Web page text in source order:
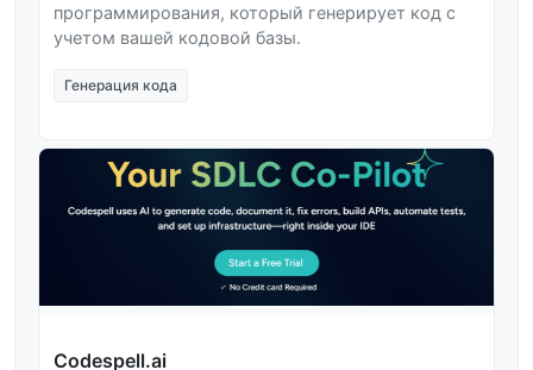
программирования, который генерирует код с
учетом вашей кодовой базы.
Генерация кода
Codespell.ai